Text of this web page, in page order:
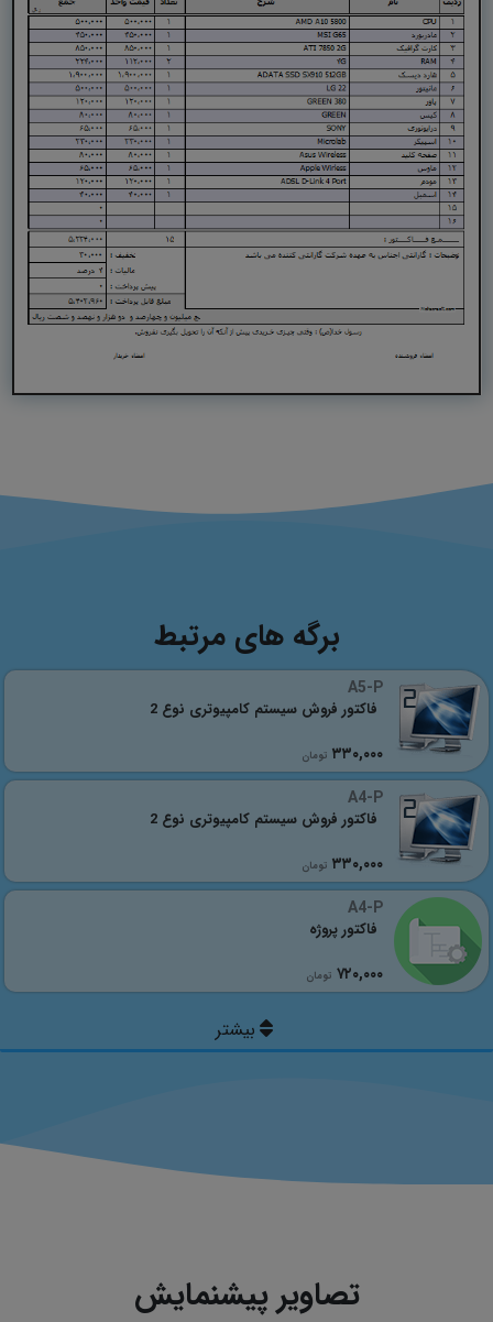
برگه های مرتبط
A5-P
٣٣٠,٠٠٠ تومان
فاکتور فروش سیستم کامپیوتری نوع 2
A4-P
٣٣٠,٠٠٠ تومان
فاکتور فروش سیستم کامپیوتری نوع 2
A4-P
٧٢٠,٠٠٠ تومان
فاکتور پروژه
تصاویر پیشنمایش